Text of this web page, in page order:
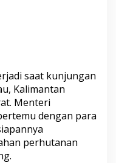
saat kunjungan
Kalimantan
Menteri
dengan para
perhutanan